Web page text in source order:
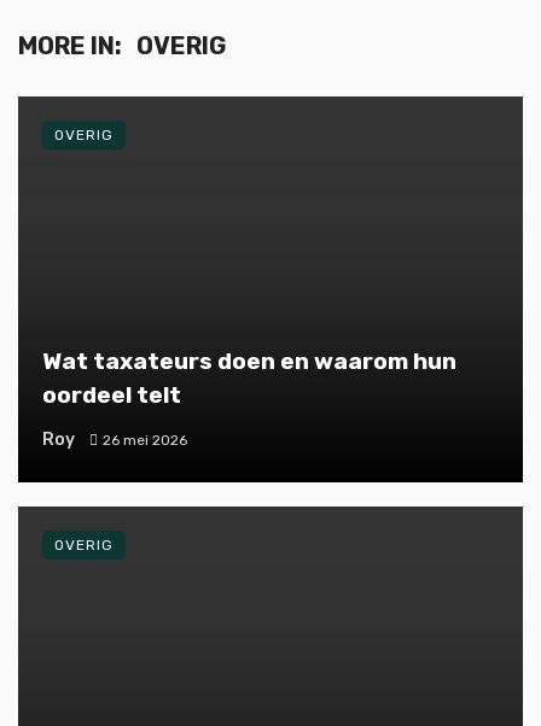
MORE IN: OVERIG
Wat taxateurs doen en waarom hun
oordeel telt
Roy 26 mei 2026
OVERIG
OVERIG